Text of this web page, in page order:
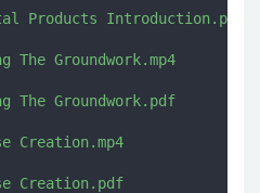
Products Introduction.pdf
The Groundwork.mp4
The Groundwork.pdf
Creation.mp4
Creation.pdf